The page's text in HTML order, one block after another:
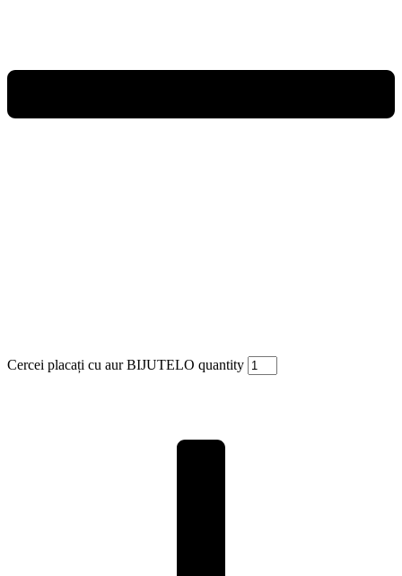
Cercei placați cu aur BIJUTELO quantity